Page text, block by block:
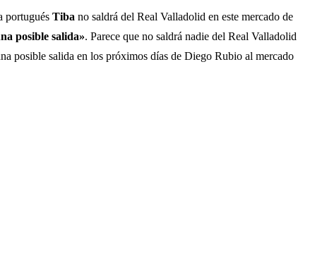
portugués Tiba no saldrá del Real Valladolid en este mercado de
posible salida». Parece que no saldrá nadie del Real Valladolid
posible salida en los próximos días de Diego Rubio al mercado